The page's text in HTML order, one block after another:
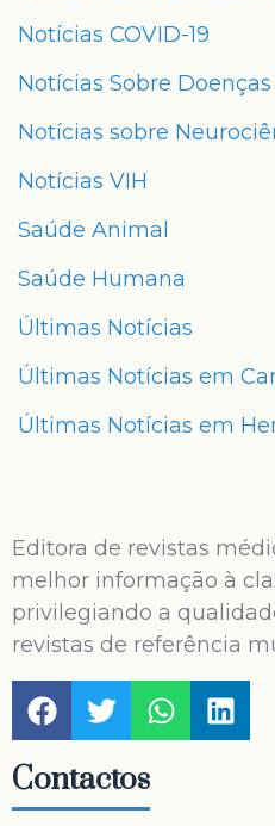
Notícias COVID-19
Notícias Sobre
Notícias sobre
Notícias VIH
Saúde Animal
Saúde Humana
Últimas Notícias
Últimas Notícias em
Últimas Notícias em
Editora de revistas
melhor informação à
privilegiando a
revistas de referência
Contactos